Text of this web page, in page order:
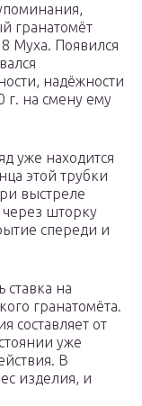
гранатомёт
Муха. Появился
надёжности
г. на смену ему
уже находится
этой трубки
выстреле
шторку
спереди и
ставка на
гранатомёта.
составляет от
уже
В
изделия, и